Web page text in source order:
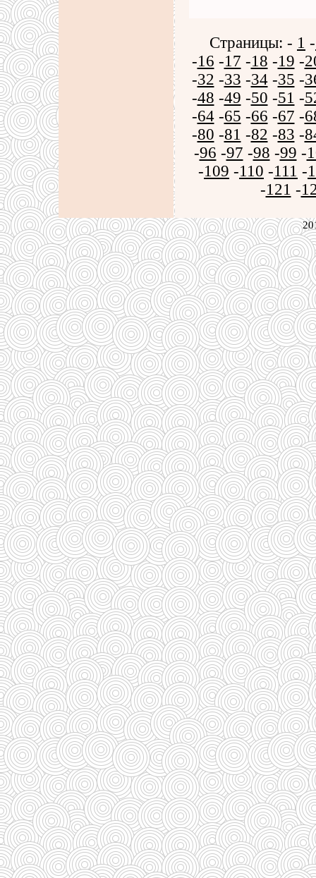
Страницы: - 1 -
-16 -17 -18 -19 -
-32 -33 -34-35 -
-48 -49 -50 -51 -
-64-65 -66 -67 -
-80 -81 -82 -83 -
-96 -97 -98 -99 -
-109 -110 -111 -
-121 -